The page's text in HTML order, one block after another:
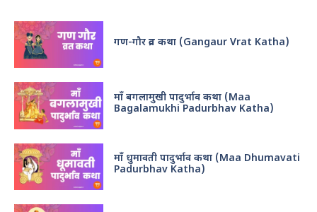
गण-गौर व्रत कथा (Gangaur Vrat Katha)
माँ बगलामुखी पादुर्भाव कथा (Maa
Bagalamukhi Padurbhav Katha)
माँ धुमावती पादुर्भाव कथा (Maa Dhumavati
Padurbhav Katha)